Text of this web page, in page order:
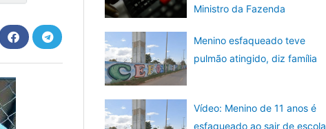
Ministro da Fazenda
Menino esfaqueado teve
pulmão atingido, diz família
Vídeo: Menino de 11 anos é
esfaqueado ao sair de escola